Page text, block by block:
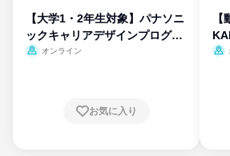
【大学1・2年生対象】パナソニ
ックキャリアデザインプログラ
ム
オンライン
お気に入り